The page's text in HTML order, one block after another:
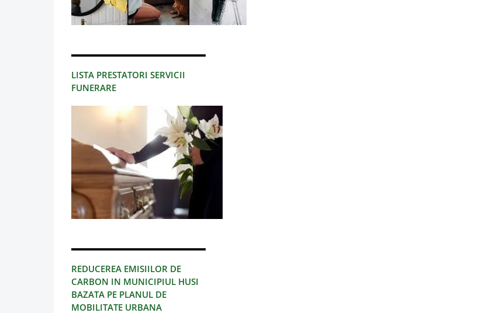
LISTA PRESTATORI SERVICII
FUNERARE
REDUCEREA EMISIILOR DE
CARBON IN MUNICIPIUL HUSI
BAZATA PE PLANUL DE
MOBILITATE URBANA